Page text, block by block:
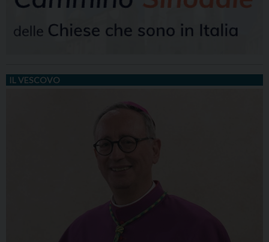
IL VESCOVO